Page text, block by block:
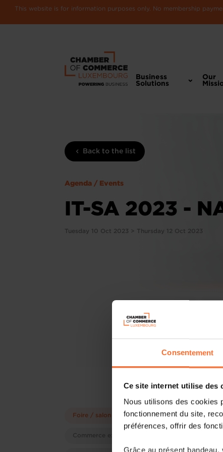
Consentement
Ce site internet utilise des
Nous utilisons des cookies
fonctionnement du site,
préférences, offrir des
Grâce au présent
This website is for information purposes only. No membership
Business
Solutions
Our
Back to the list
Agenda / Events
IT-SA 2023 -
Tuesday 10 Oct 2023 > Thursday 12 Oct 2023
Foire / salon
Commerce extérieur